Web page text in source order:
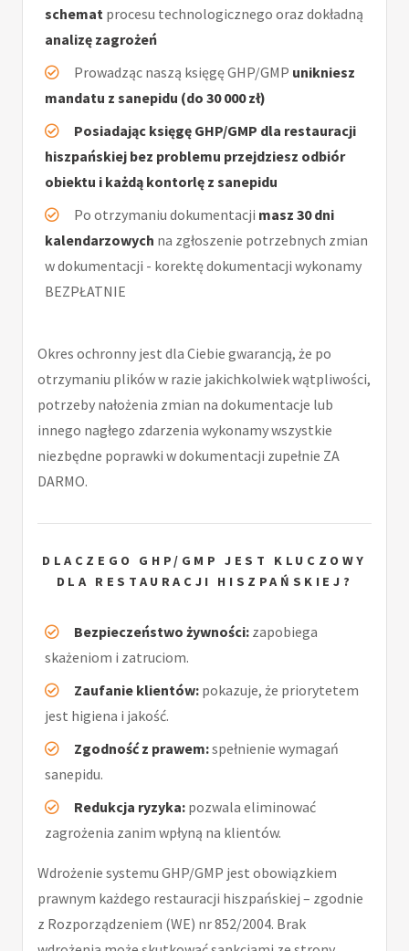
schemat procesu technologicznego oraz dokładną
analizę zagrożeń
Prowadząc naszą księgę GHP/GMP unikniesz
mandatu z sanepidu (do 30 000 zł)
Posiadając księgę GHP/GMP dla restauracji
hiszpańskiej bez problemu przejdziesz odbiór
obiektu i każdą kontorlę z sanepidu
Po otrzymaniu dokumentacji masz 30 dni
kalendarzowych na zgłoszenie potrzebnych zmian
w dokumentacji - korektę dokumentacji wykonamy
BEZPŁATNIE
Okres ochronny jest dla Ciebie gwarancją, że po
otrzymaniu plików w razie jakichkolwiek wątpliwości,
potrzeby nałożenia zmian na dokumentacje lub
innego nagłego zdarzenia wykonamy wszystkie
niezbędne poprawki w dokumentacji zupełnie ZA
DARMO.
DLACZEGO GHP/GMP JEST KLUCZOWY
DLA RESTAURACJI HISZPAŃSKIEJ?
Bezpieczeństwo żywności: zapobiega
skażeniom i zatruciom.
Zaufanie klientów: pokazuje, że priorytetem
jest higiena i jakość.
Zgodność z prawem:spełnienie wymagań
sanepidu.
Redukcja ryzyka: pozwala eliminować
zagrożenia zanim wpłyną na klientów.
Wdrożenie systemu GHP/GMP jest obowiązkiem
prawnym każdego restauracji hiszpańskiej – zgodnie
z Rozporządzeniem (WE) nr 852/2004. Brak